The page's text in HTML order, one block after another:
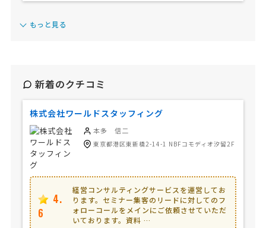
もっと見る
新着のクチコミ
株式会社ワールドスタッフィング
本多 信二
東京都港区東新橋2-14-1 NBFコモディオ汐留2F
4.
6
経営コンサルティングサービスを運営してお
ります。セミナー集客のリードに対してのフ
ォローコールをメインにご依頼させていただ
いております。資料 …